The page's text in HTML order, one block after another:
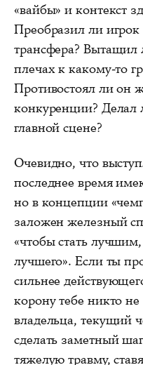
«вайбы» и контекст
Преобразил ли игрок
трансфера? Вытащил
плечах к какому-то
Противостоял ли он
конкуренции? Делал
главной сцене?
Очевидно, что
последнее время
но в концепции
заложен железный
«чтобы стать
лучшего». Если ты
сильнее
корону тебе никто
владельца, текущий
сделать заметный
тяжелую травму,